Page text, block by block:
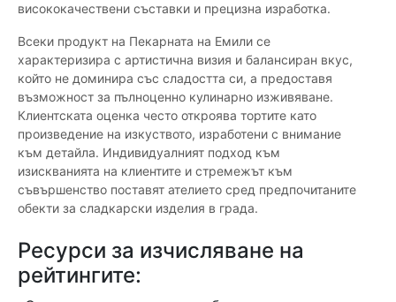
висококачествени съставки и прецизна изработка.
Всеки продукт на Пекарната на Емили се
характеризира с артистична визия и балансиран вкус,
който не доминира със сладостта си, а предоставя
възможност за пълноценно кулинарно изживяване.
Клиентската оценка често откроява тортите като
произведение на изкуството, изработени с внимание
към детайла. Индивидуалният подход към
изискванията на клиентите и стремежът към
съвършенство поставят ателието сред предпочитаните
обекти за сладкарски изделия в града.
Ресурси за изчисляване на
рейтингите: